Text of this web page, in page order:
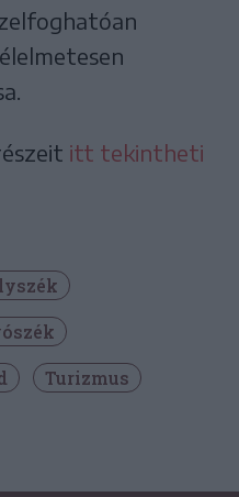
itt tekintheti
Turizmus